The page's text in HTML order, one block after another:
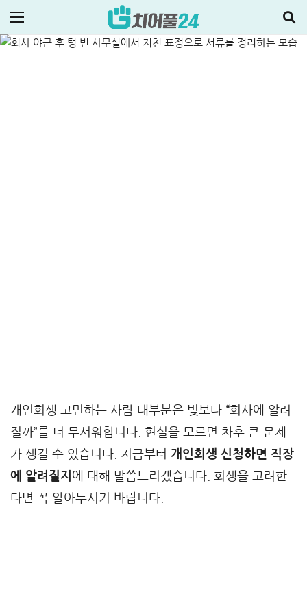
비상금대출·금융정보
개인회생 고민하는 사람 대부분은 빚보다 “회사에 알려
질까”를 더 무서워합니다. 현실을 모르면 차후 큰 문제
가 생길 수 있습니다. 지금부터 개인회생 신청하면 직장
에 알려질지 에 대해 말씀드리겠습니다. 회생을 고려한
다면 꼭 알아두시기 바랍니다.